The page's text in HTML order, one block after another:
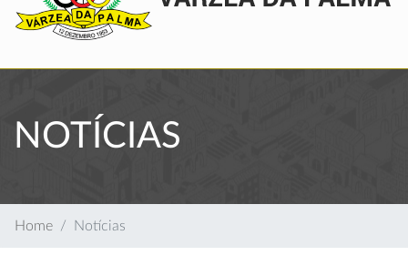
NOTÍCIAS
Home Notícias